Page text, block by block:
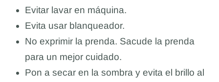
Evitar lavar en máquina.
Evita usar blanqueador.
No exprimir la prenda. Sacude la prenda
para un mejor cuidado.
Pon a secar en la sombra y evita el brillo al